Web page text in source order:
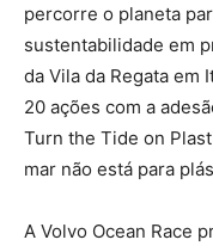
percorre o planeta
sustentabilidade em
da Vila da Regata em
20 ações com a
Turn the Tide on
mar não está para
A Volvo Ocean Race